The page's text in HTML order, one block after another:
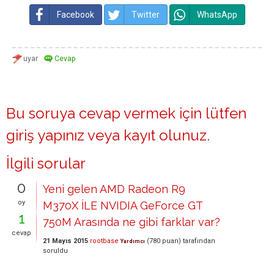
Facebook Twitter WhatsApp
Bu soruya cevap vermek için lütfen
giriş yapınız veya kayıt olunuz.
İlgili sorular
0
oy
1
cevap
Yeni gelen AMD Radeon R9
M370X İLE NVIDIA GeForce GT
750M Arasında ne gibi farklar var?
21 Mayıs 2015 rootbase Yardımcı (780 puan) tarafından
soruldu